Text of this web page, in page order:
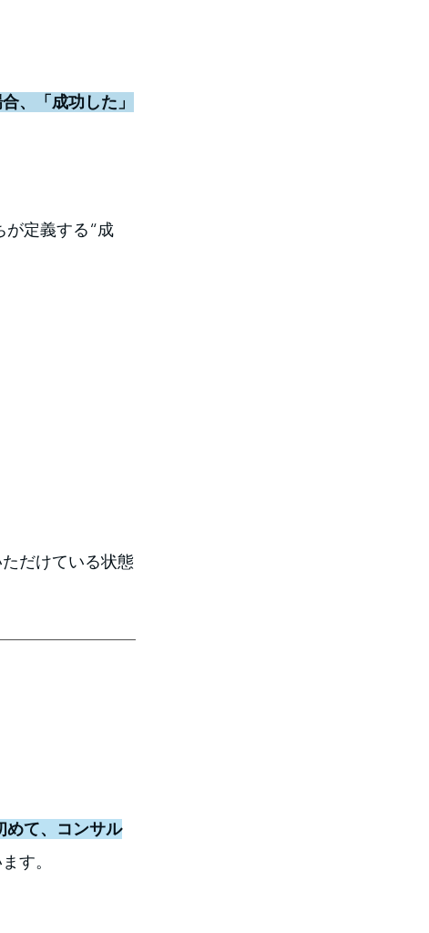
、「成功した」
が定義する“成
だけている状態
めて、コンサル
す。